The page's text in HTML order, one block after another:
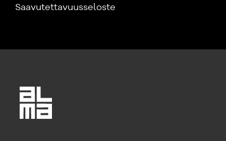
Saavutettavuusseloste